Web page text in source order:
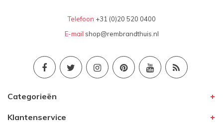
Telefoon +31 (0)20 520 0400
E-mail shop@rembrandthuis.nl
Categorieën
Klantenservice